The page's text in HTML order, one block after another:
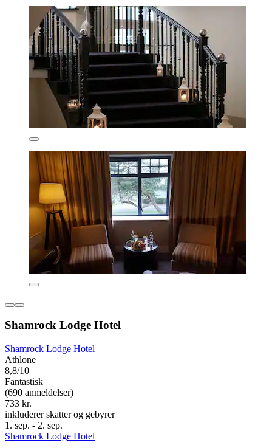
Shamrock Lodge Hotel
Shamrock Lodge Hotel
Athlone
8,8/10
Fantastisk
(690 anmeldelser)
733 kr.
inkluderer skatter og gebyrer
1. sep. - 2. sep.
Shamrock Lodge Hotel